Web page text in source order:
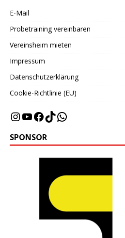
E-Mail
Probetraining vereinbaren
Vereinsheim mieten
Impressum
Datenschutzerklärung
Cookie-Richtlinie (EU)
SPONSOR